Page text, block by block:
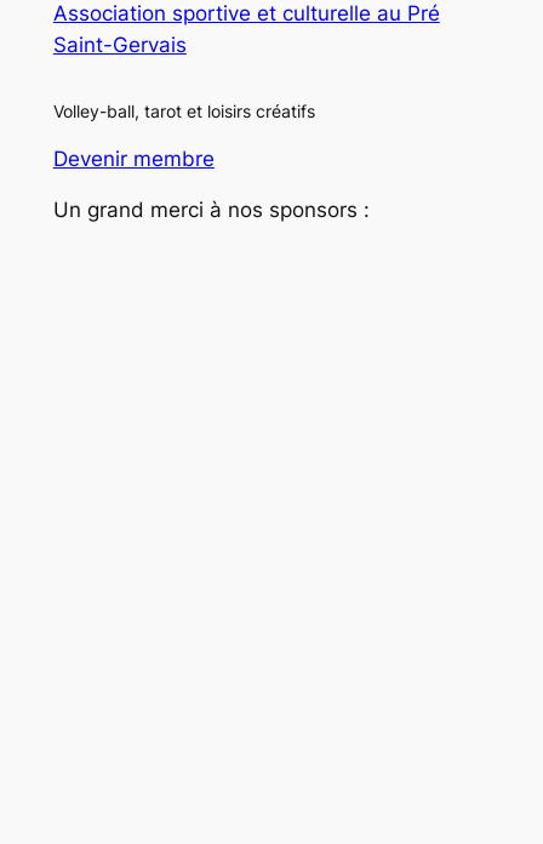
Association sportive et culturelle au Pré
Saint-Gervais
Volley-ball, tarot et loisirs créatifs
Devenir membre
Un grand merci à nos sponsors :